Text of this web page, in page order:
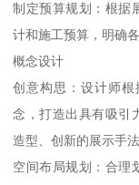
制定预算规划：根据
计和施工预算，明确
概念设计
创意构思：设计师
念，打造出具有吸引
造型、创新的展示手法
空间布局规划：合理